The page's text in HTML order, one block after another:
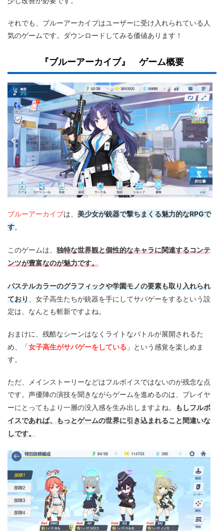
それでも、ブルーアーカイブはユーザーに受け入れられている人
気のゲームです。ダウンロードしてみる価値あります！
『ブルーアーカイブ』 ゲーム概要
ブルーアーカイブは、 美少女が銃器で撃ちまくる魅力的なRPGで
す。
このゲームは、 独特な世界観と個性的なキャラに関連するコンテ
ンツが豊富なのが魅力です。
パステルカラーのグラフィックや学園モノの要素も取り入れられ
ており、女子高生たちが銃器を手にしてサバゲーをするという設
定は、なんとも斬新ですよね。
おまけに、残酷なシーンはなくライトなバトルが展開されるた
め、「 女子高生がサバゲーをしている 」という感覚を楽しめま
す。
ただ、メインストーリーなどはフルボイスではないのが残念な点
です。声優陣の演技を聞きながらゲームを進めるのは、プレイヤ
ーにとってもより一層の没入感を生み出しますよね。
もしフルボ
イスであれば、もっとゲームの世界に引き込まれること間違いな
しです。